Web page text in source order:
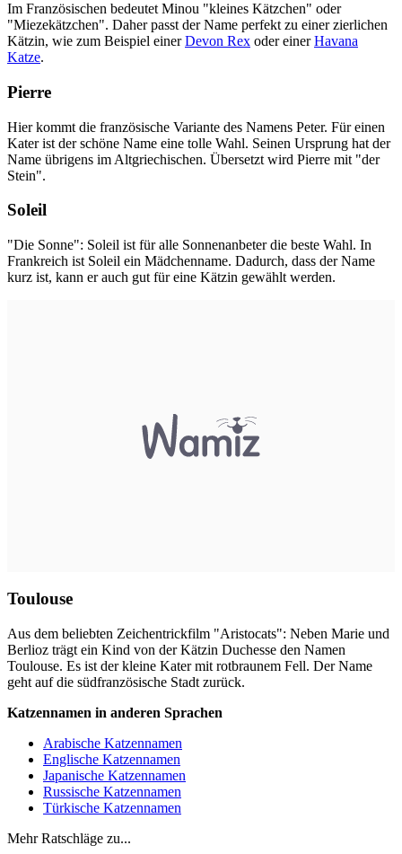
Im Französischen bedeutet Minou "kleines Kätzchen" oder
"Miezekätzchen". Daher passt der Name perfekt zu einer zierlichen
Kätzin, wie zum Beispiel einerDevon Rex oder einerHavana
Katze.
Pierre
Hier kommt die französische Variante des Namens Peter. Für einen
Kater ist der schöne Name eine tolle Wahl. Seinen Ursprung hat der
Name übrigens im Altgriechischen. Übersetzt wird Pierre mit "der
Stein".
Soleil
"Die Sonne": Soleil ist für alle Sonnenanbeter die beste Wahl. In
Frankreich ist Soleil ein Mädchenname. Dadurch, dass der Name
kurz ist, kann er auch gut für eine Kätzin gewählt werden.
Toulouse
Aus dem beliebten Zeichentrickfilm "Aristocats": Neben Marie und
Berlioz trägt ein Kind von der Kätzin Duchesse den Namen
Toulouse. Es ist der kleine Kater mit rotbraunem Fell. Der Name
geht auf die südfranzösische Stadt zurück.
Katzennamen in anderen Sprachen
Arabische Katzennamen
Englische Katzennamen
Japanische Katzennamen
Russische Katzennamen
Türkische Katzennamen
Mehr Ratschläge zu...